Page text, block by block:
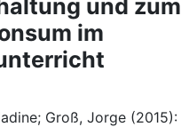
und zum
im
Groß, Jorge (2015):